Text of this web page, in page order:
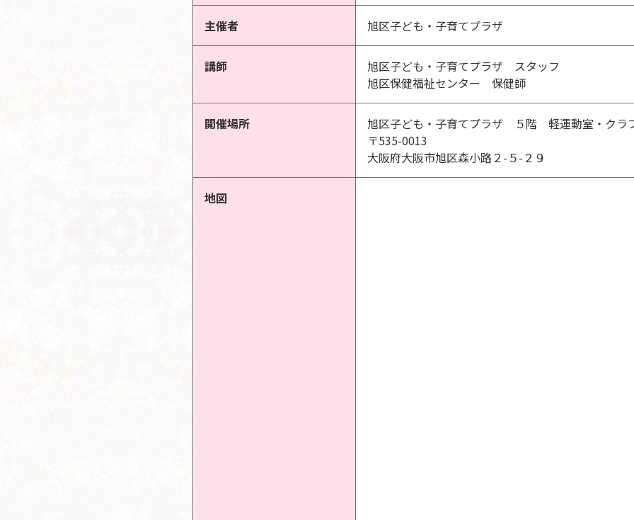
主催者 旭区子ども・子育てプラザ
講師
旭区子ども・子育てプラザ スタッフ
旭区保健福祉センター 保健師
開催場所
旭区子ども・子育てプラザ ５階 軽運動室・クラ
〒535-0013
大阪府大阪市旭区森小路２-５-２９
地図